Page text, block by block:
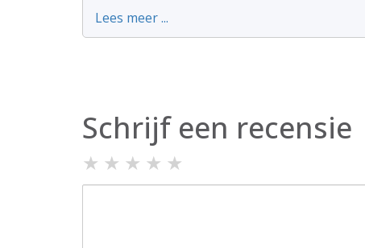
Lees meer ...
Schrijf een recensie
★ ★ ★ ★ ★